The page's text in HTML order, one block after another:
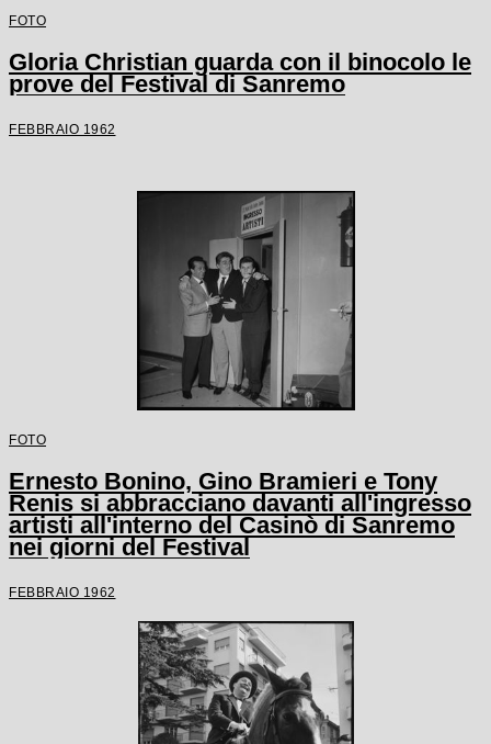
FOTO
Gloria Christian guarda con il binocolo le
prove del Festival di Sanremo
FEBBRAIO 1962
FOTO
Ernesto Bonino, Gino Bramieri e Tony
Renis si abbracciano davanti all'ingresso
artisti all'interno del Casinò di Sanremo
nei giorni del Festival
FEBBRAIO 1962